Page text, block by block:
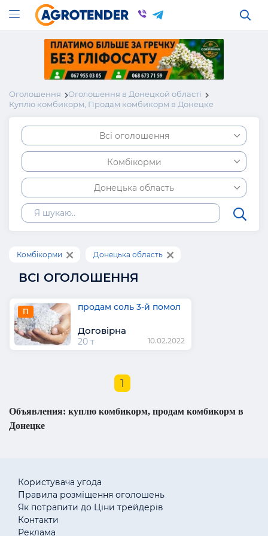
Оголошення
Оголошення в Донецкой області
Куплю комбикорм, Продам комбикорм в Донецке
Всі оголошення
Комбікорми
Донецька область
Комбікорми Донецька область
ВСІ ОГОЛОШЕННЯ
П продам соль 3-й помол
Договірна
20 т 10.02.2022
1
Объявления: куплю комбикорм, продам комбикорм в
Донецке
Користувача угода
Правила розміщення оголошень
Як потрапити до Ціни трейдерів
Контакти
Реклама